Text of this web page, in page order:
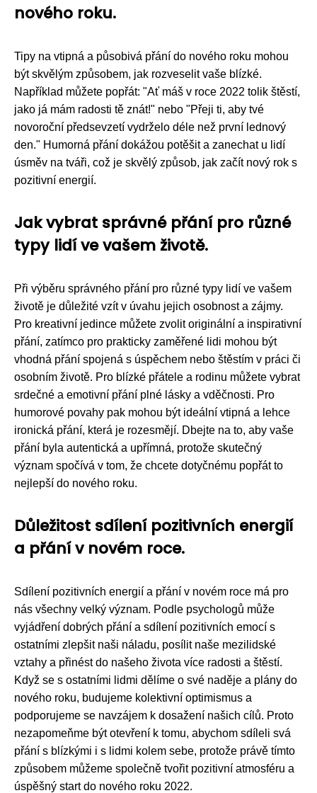
nového roku.
Tipy na vtipná a působivá přání do nového roku mohou
být skvělým způsobem, jak rozveselit vaše blízké.
Například můžete popřát: "Ať máš v roce 2022 tolik štěstí,
jako já mám radosti tě znát!" nebo "Přeji ti, aby tvé
novoroční předsevzetí vydrželo déle než první lednový
den." Humorná přání dokážou potěšit a zanechat u lidí
úsměv na tváři, což je skvělý způsob, jak začít nový rok s
pozitivní energií.
Jak vybrat správné přání pro různé
typy lidí ve vašem životě.
Při výběru správného přání pro různé typy lidí ve vašem
životě je důležité vzít v úvahu jejich osobnost a zájmy.
Pro kreativní jedince můžete zvolit originální a inspirativní
přání, zatímco pro prakticky zaměřené lidi mohou být
vhodná přání spojená s úspěchem nebo štěstím v práci či
osobním životě. Pro blízké přátele a rodinu můžete vybrat
srdečné a emotivní přání plné lásky a vděčnosti. Pro
humorové povahy pak mohou být ideální vtipná a lehce
ironická přání, která je rozesmějí. Dbejte na to, aby vaše
přání byla autentická a upřímná, protože skutečný
význam spočívá v tom, že chcete dotyčnému popřát to
nejlepší do nového roku.
Důležitost sdílení pozitivních energií
a přání v novém roce.
Sdílení pozitivních energií a přání v novém roce má pro
nás všechny velký význam. Podle psychologů může
vyjádření dobrých přání a sdílení pozitivních emocí s
ostatními zlepšit naši náladu, posílit naše mezilidské
vztahy a přinést do našeho života více radosti a štěstí.
Když se s ostatními lidmi dělíme o své naděje a plány do
nového roku, budujeme kolektivní optimismus a
podporujeme se navzájem k dosažení našich cílů. Proto
nezapomeňme být otevření k tomu, abychom sdíleli svá
přání s blízkými i s lidmi kolem sebe, protože právě tímto
způsobem můžeme společně tvořit pozitivní atmosféru a
úspěšný start do nového roku 2022.